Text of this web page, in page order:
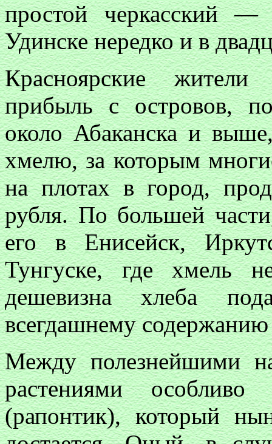
простой черкасский
Удинске нередко и в
Красноярские
прибыль с островов,
около Абаканска и
хмелю, за которым
на плотах в город,
рубля. По большей
его в Енисейск,
Тунгуске, где хмель
дешевизна хлеба
всегдашнему
Между полезнейшими
растениями
(рапонтик), который